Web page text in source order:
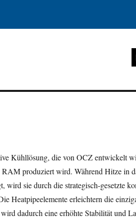
Kühllösung, die von OCZ entwickelt
produziert wird. Während Hitze in
wird sie durch die strategisch-gesetzte
Heatpipeelemente erleichtern die
dadurch eine erhöhte Stabilität und